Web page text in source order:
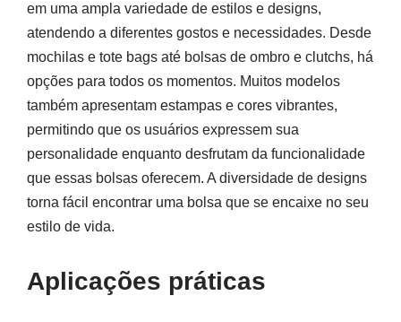
em uma ampla variedade de estilos e designs,
atendendo a diferentes gostos e necessidades. Desde
mochilas e tote bags até bolsas de ombro e clutchs, há
opções para todos os momentos. Muitos modelos
também apresentam estampas e cores vibrantes,
permitindo que os usuários expressem sua
personalidade enquanto desfrutam da funcionalidade
que essas bolsas oferecem. A diversidade de designs
torna fácil encontrar uma bolsa que se encaixe no seu
estilo de vida.
Aplicações práticas